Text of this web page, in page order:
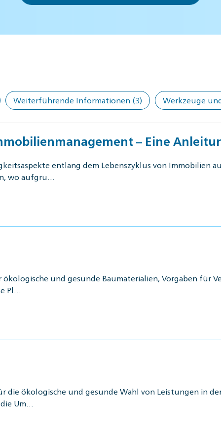
Weiterführende Informationen (3) Werkzeuge
– Eine
entlang dem Lebenszyklus von Immobilien
wo aufgru…
und gesunde Baumaterialien, Vorgaben für
Pl…
die ökologische und gesunde Wahl von Leistungen in
Um…